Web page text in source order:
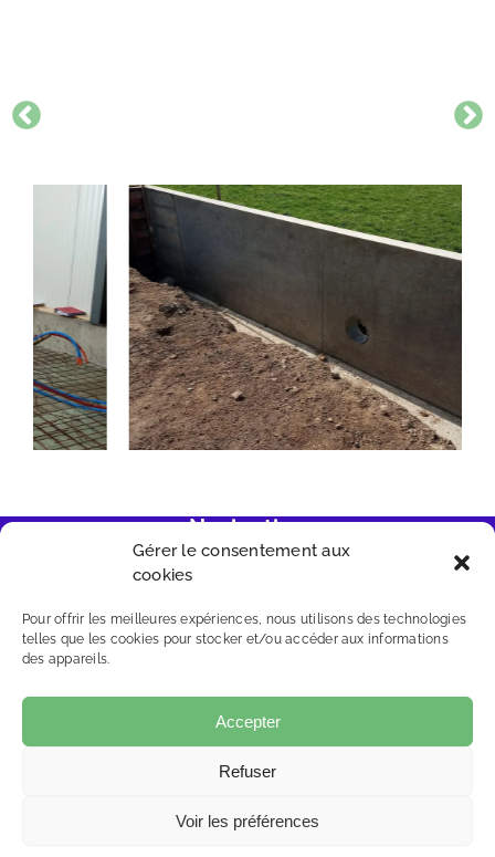
Gérer le consentement aux
cookies
Pour offrir les meilleures expériences, nous utilisons des technologies
telles que les cookies pour stocker et/ou accéder aux informations
des appareils.
Accepter
Refuser
Voir les préférences
Navigation
Prestations
Mentions légales